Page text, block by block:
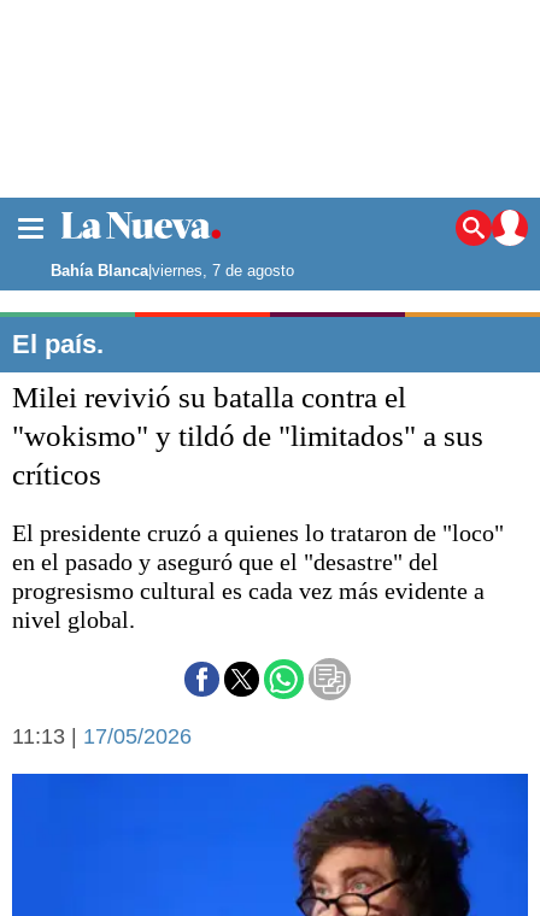
Noticias
La ciudad
Punta Alta
El mundo
Seguridad
Liga del Sur
Básquetbol
Fútbol
Cines
Economía y campo
Espacio empresas
Sociedad
Tecnología
Turismo
Bahía Blanca|viernes, 7 de agosto
El país.
Milei revivió su batalla contra el
"wokismo" y tildó de "limitados" a sus
críticos
El presidente cruzó a quienes lo trataron de "loco"
en el pasado y aseguró que el "desastre" del
progresismo cultural es cada vez más evidente a
nivel global.
11:13 | 17/05/2026